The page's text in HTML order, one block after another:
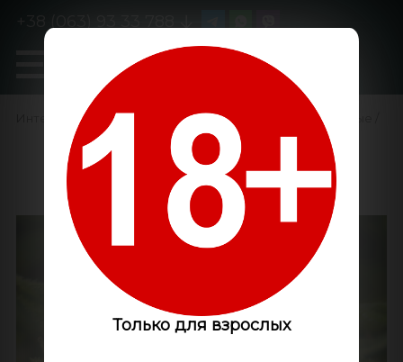
GanjaLiveSeeds
Только для взрослых
Интернет-магазин Семена конопли Феминизированные
Euforia feminised
GanjaLiveSeeds